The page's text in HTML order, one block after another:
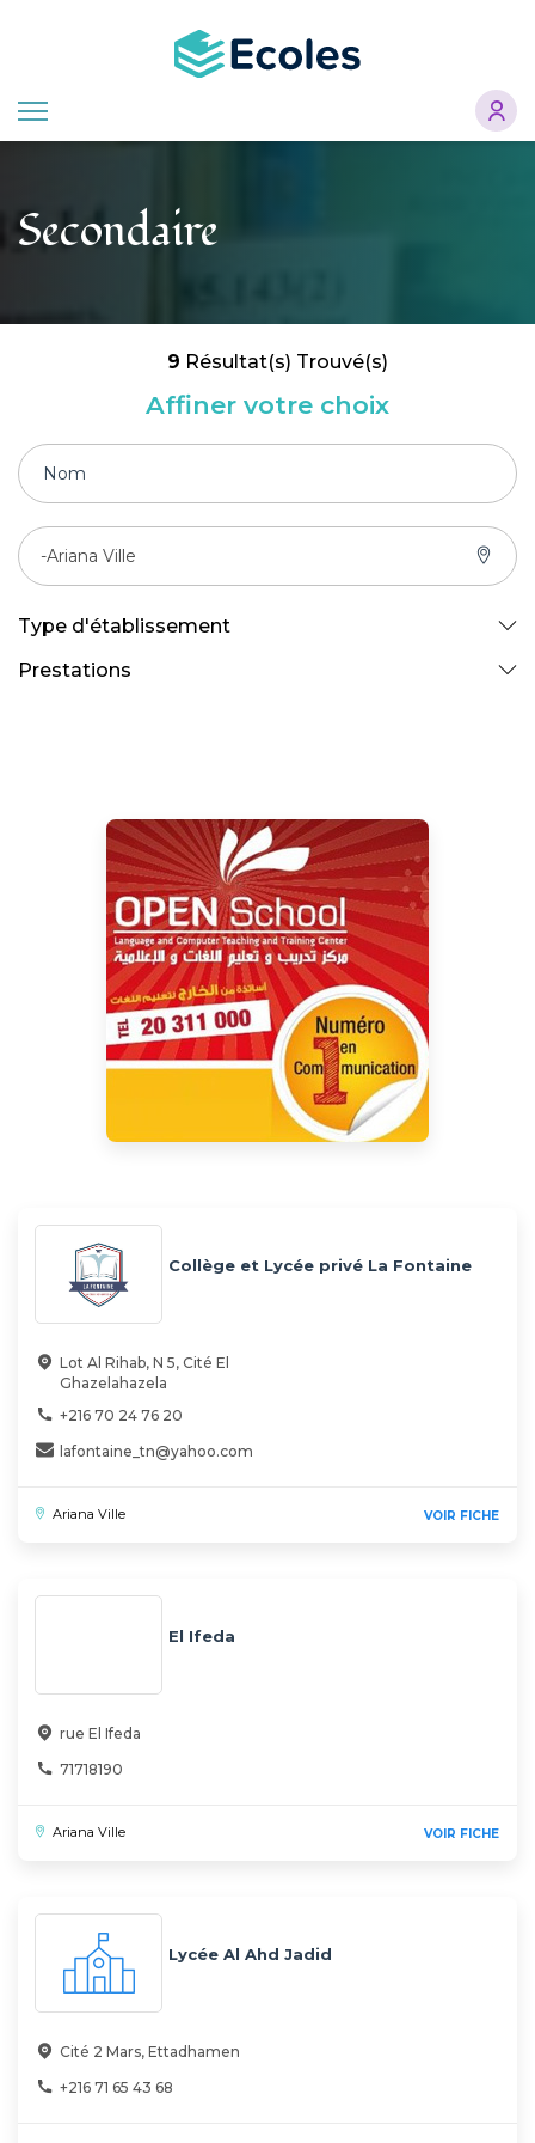
principal
Secondaire
9 Résultat(s) Trouvé(s)
Affiner votre choix
-Ariana Ville
Type d'établissement
Prestations
Collège et Lycée privé La Fontaine
Lot Al Rihab, N 5, Cité El
Ghazelahazela
+216 70 24 76 20
lafontaine_tn@yahoo.com
Ariana Ville VOIR FICHE
El Ifeda
rue El Ifeda
71718190
Ariana Ville VOIR FICHE
Lycée Al Ahd Jadid
Cité 2 Mars, Ettadhamen
+216 71 65 43 68